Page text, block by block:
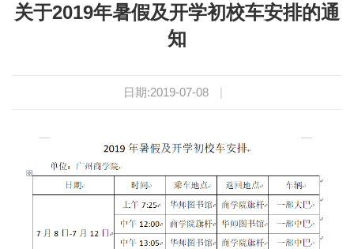
关于2019年暑假及开学初校车安排的通
知
日期:2019-07-08 |